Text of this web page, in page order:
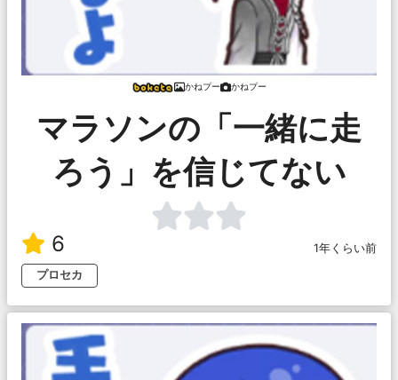
かねプー かねプー
マラソンの「一緒に走
ろう」を信じてない
6
1年くらい前
プロセカ